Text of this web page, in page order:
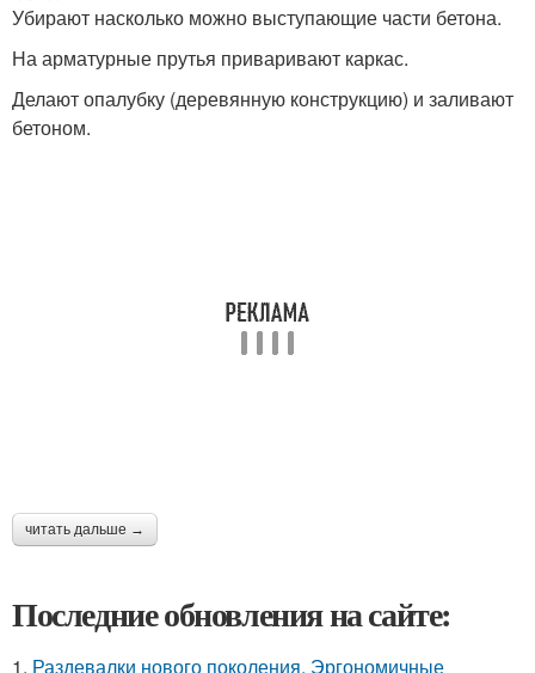
Убирают насколько можно выступающие части бетона.
На арматурные прутья приваривают каркас.
Делают опалубку (деревянную конструкцию) и заливают
бетоном.
читать дальше →
Последние обновления на сайте:
1. Раздевалки нового поколения. Эргономичные